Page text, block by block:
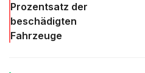
Prozentsatz der
beschädigten
Fahrzeuge